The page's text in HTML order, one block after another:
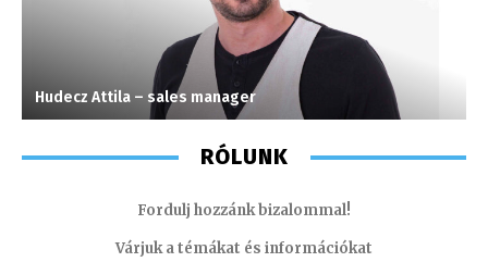
Hudecz Attila – sales manager
RÓLUNK
Fordulj hozzánk bizalommal!
Várjuk a témákat és információkat